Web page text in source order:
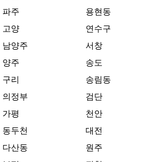
파주
고양
남양주
양주
구리
의정부
가평
동두천
다산동
용현동
연수구
서창
송도
송림동
검단
천안
대전
원주